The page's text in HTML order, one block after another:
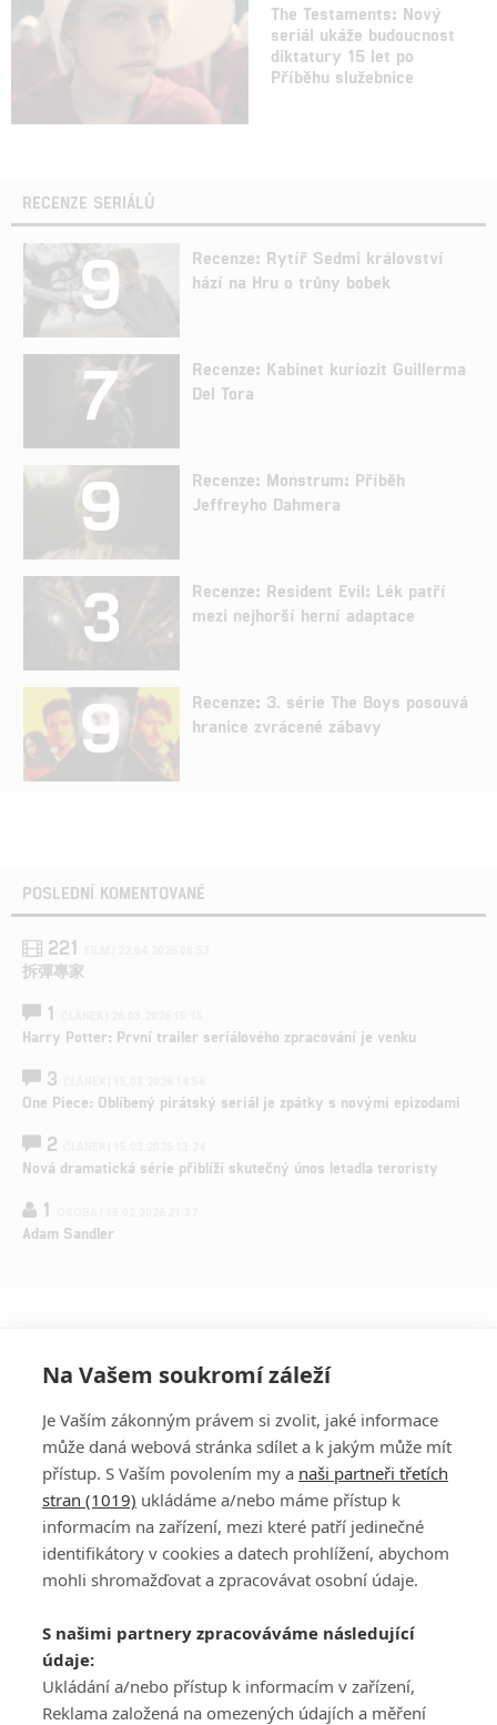
The Testaments: Nový
seriál ukáže budoucnost
diktatury 15 let po
Příběhu služebnice
RECENZE SERIÁLŮ
9
Recenze: Rytíř Sedmi království
hází na Hru o trůny bobek
7
Recenze: Kabinet kuriozit Guillerma
Del Tora
9
Recenze: Monstrum: Příběh
Jeffreyho Dahmera
3
Recenze: Resident Evil: Lék patří
mezi nejhorší herní adaptace
9
Recenze: 3. série The Boys posouvá
hranice zvrácené zábavy
POSLEDNÍ KOMENTOVANÉ
221
拆彈專家
1
Harry Potter: První trailer seriálového zpracování je venku
3
One Piece: Oblíbený pirátský seriál je zpátky s novými epizodami
2
Nová dramatická série přiblíží skutečný únos letadla teroristy
1
Adam Sandler
PŘIHLÁSIT
REGISTROVAT
DISKUZE
Šéfredaktorkou webu jePetr Slavík, e-mailserialy@fandimefilmu.cz
Máte-li zájem o inzerci na našem webu napište nám na e-mail
studio@koncal.com
Ochrana osobních údajů|Zásady používání cookies |Pravidla webu
Na Vašem soukromí záleží
Je Vaším zákonným právem si zvolit, jaké informace
může daná webová stránka sdílet a k jakým může mít
přístup. S Vaším povolením my a naši partneři třetích
stran (1019) ukládáme a/nebo máme přístup k
informacím na zařízení, mezi které patří jedinečné
identifikátory v cookies a datech prohlížení, abychom
mohli shromažďovat a zpracovávat osobní údaje.
S našimi partnery zpracováváme následující
údaje:
Ukládání a/nebo přístup k informacím v zařízení,
Reklama založená na omezených údajích a měření